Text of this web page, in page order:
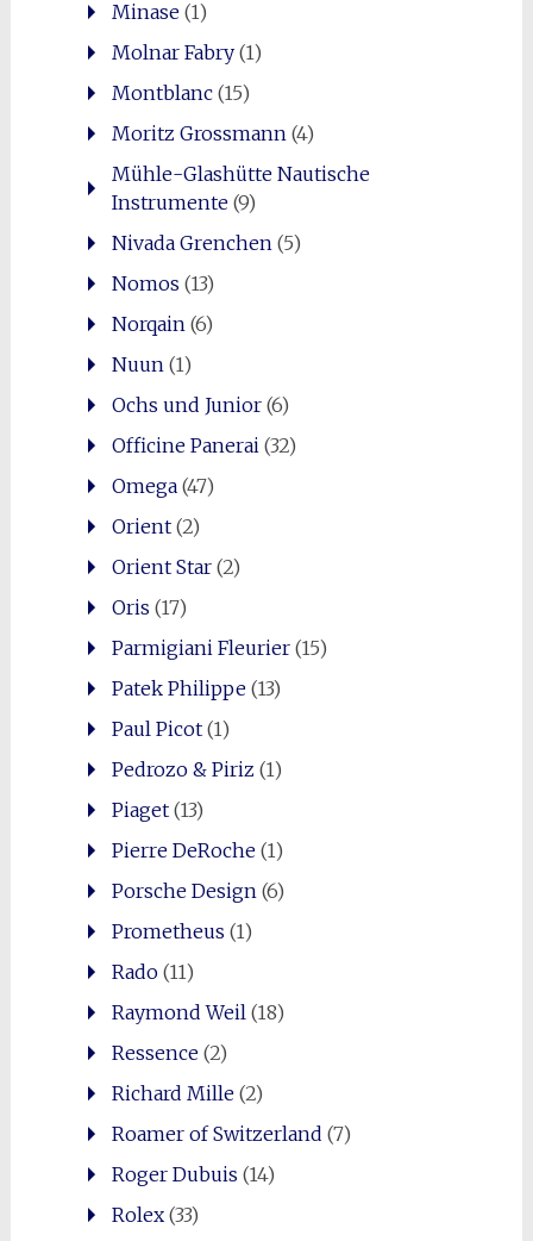
Minase(1)
Molnar Fabry(1)
Montblanc(15)
Moritz Grossmann (4)
Mühle-Glashütte Nautische
Instrumente(9)
Nivada Grenchen (5)
Nomos (13)
Norqain (6)
Nuun (1)
Ochs und Junior(6)
Officine Panerai (32)
Omega(47)
Orient(2)
Orient Star(2)
Oris (17)
Parmigiani Fleurier(15)
Patek Philippe(13)
Paul Picot(1)
Pedrozo & Piriz (1)
Piaget(13)
Pierre DeRoche(1)
Porsche Design (6)
Prometheus (1)
Rado(11)
Raymond Weil (18)
Ressence(2)
Richard Mille(2)
Roamer of Switzerland (7)
Roger Dubuis (14)
Rolex(33)